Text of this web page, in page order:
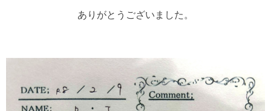
ありがとうございました。